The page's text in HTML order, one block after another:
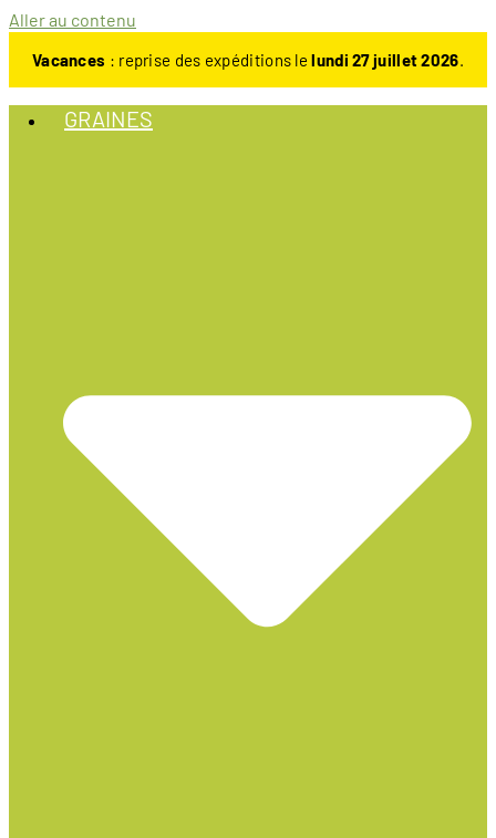
Aller au contenu
Vacances : reprise des expéditions lelundi 27 juillet 2026.
GRAINES